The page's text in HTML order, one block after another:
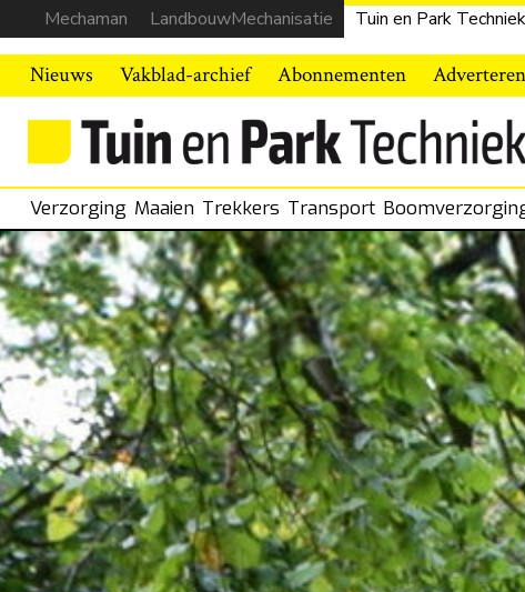
Mechaman LandbouwMechanisatie Tuin en Park Techniek
Nieuws Vakblad-archief Abonnementen Adverteren
Verzorging Maaien Trekkers Transport